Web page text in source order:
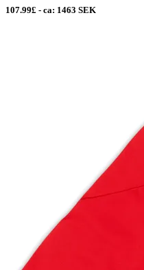
107.99£ - ca: 1463 SEK